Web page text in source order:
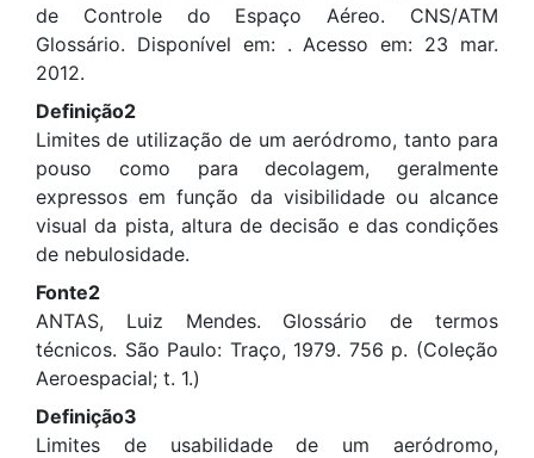
de Controle do Espaço Aéreo. CNS/ATM
Glossário. Disponível em: . Acesso em: 23 mar.
2012.
Definição2
Limites de utilização de um aeródromo, tanto para
pouso como para decolagem, geralmente
expressos em função da visibilidade ou alcance
visual da pista, altura de decisão e das condições
de nebulosidade.
Fonte2
ANTAS, Luiz Mendes. Glossário de termos
técnicos. São Paulo: Traço, 1979. 756 p. (Coleção
Aeroespacial; t. 1.)
Definição3
Limites de usabilidade de um aeródromo,